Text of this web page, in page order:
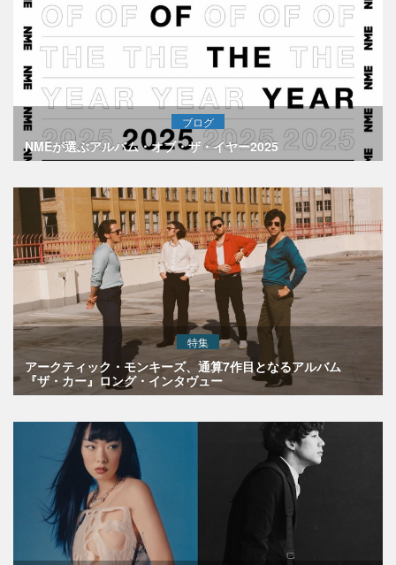
ブログ
NMEが選ぶアルバム・オブ・ザ・イヤー2025
特集
アークティック・モンキーズ、通算7作目となるアルバム
『ザ・カー』ロング・インタヴュー